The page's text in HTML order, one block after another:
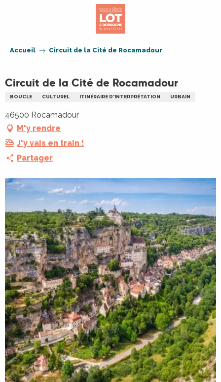
Accueil Circuit de la Cité de Rocamadour
Circuit de la Cité de Rocamadour
BOUCLE CULTUREL ITINÉRAIRE D'INTERPRÉTATION URBAIN
46500 Rocamadour
M'y rendre
J'y vais en train !
Partager